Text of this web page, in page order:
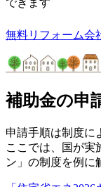
できます
無料リフォーム会
補助金の申
申請手順は制度に
ここでは、国が実
ン」の制度を例に